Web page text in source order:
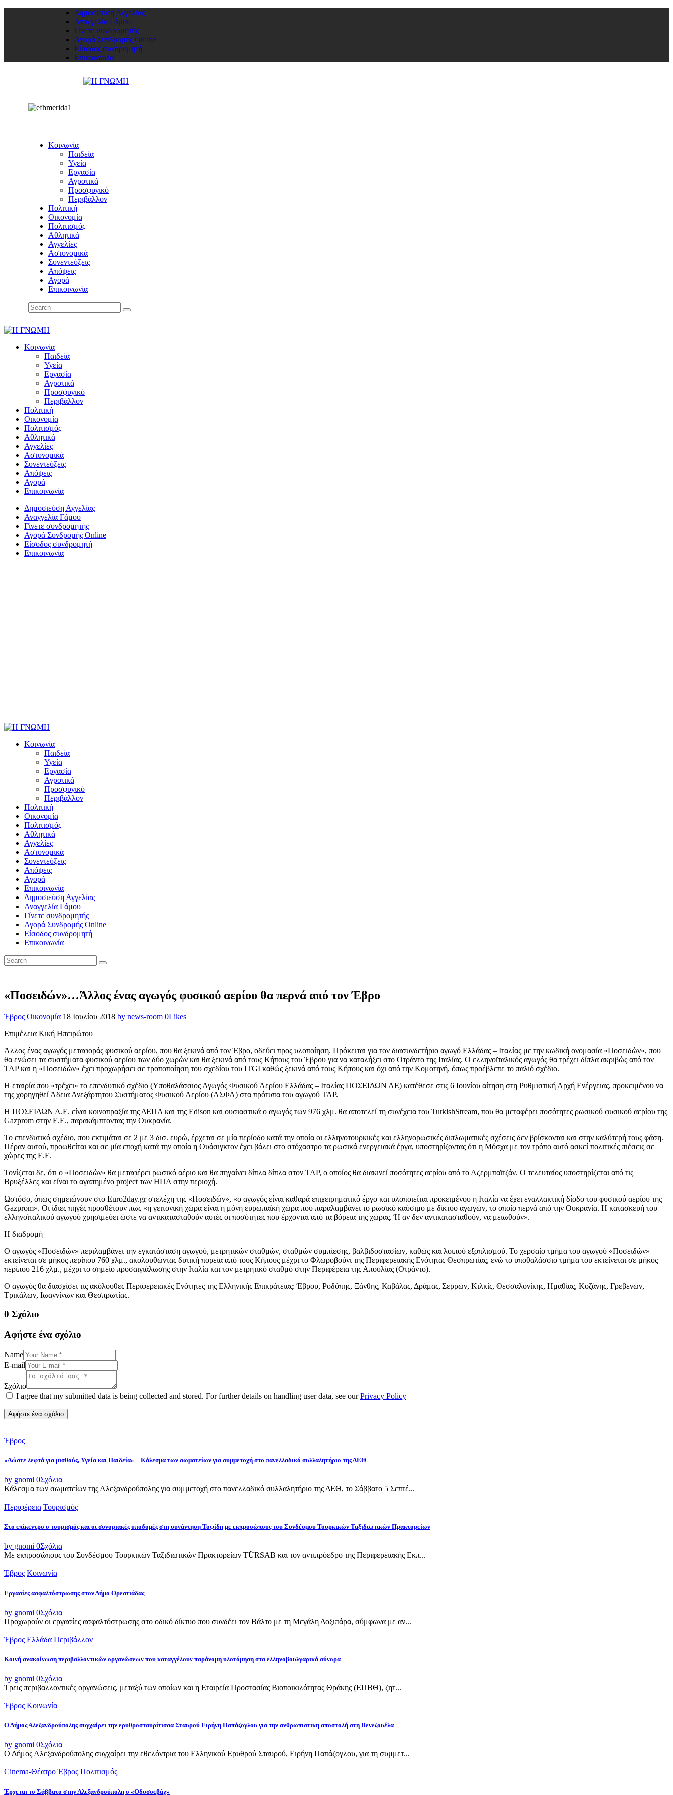
Δημοσιεύση Αγγελίας
Αναγγελία Γάμου
Γίνετε συνδρομητής
Αγορά Συνδρομής Online
Είσοδος συνδρομητή
Επικοινωνία
Κοινωνία
Παιδεία
Υγεία
Εργασία
Αγροτικά
Προσφυγικό
Περιβάλλον
Πολιτική
Οικονομία
Πολιτισμός
Αθλητικά
Αγγελίες
Αστυνομικά
Συνεντεύξεις
Απόψεις
Αγορά
Επικοινωνία
Κοινωνία
Παιδεία
Υγεία
Εργασία
Αγροτικά
Προσφυγικό
Περιβάλλον
Πολιτική
Οικονομία
Πολιτισμός
Αθλητικά
Αγγελίες
Αστυνομικά
Συνεντεύξεις
Απόψεις
Αγορά
Επικοινωνία
Δημοσιεύση Αγγελίας
Αναγγελία Γάμου
Γίνετε συνδρομητής
Αγορά Συνδρομής Online
Είσοδος συνδρομητή
Επικοινωνία
Κοινωνία
Παιδεία
Υγεία
Εργασία
Αγροτικά
Προσφυγικό
Περιβάλλον
Πολιτική
Οικονομία
Πολιτισμός
Αθλητικά
Αγγελίες
Αστυνομικά
Συνεντεύξεις
Απόψεις
Αγορά
Επικοινωνία
Δημοσιεύση Αγγελίας
Αναγγελία Γάμου
Γίνετε συνδρομητής
Αγορά Συνδρομής Online
Είσοδος συνδρομητή
Επικοινωνία
«Ποσειδών»…Άλλος ένας αγωγός φυσικού αερίου θα περνά από τον Έβρο
Έβρος Οικονομία 18 Ιουλίου 2018 by news-room 0Likes
Επιμέλεια Κική Ηπειρώτου
Άλλος ένας αγωγός μεταφοράς φυσικού αερίου, που θα ξεκινά από τον Έβρο, οδεύει προς υλοποίηση. Πρόκειται για τον διασυνδετήριο αγωγό Ελλάδας – Ιταλίας με την κωδική ονομασία «Ποσειδών», που
θα ενώσει τα συστήματα φυσικού αερίου των δύο χωρών και θα ξεκινά από τους Κήπους του Έβρου για να καταλήξει στο Οτράντο της Ιταλίας. Ο ελληνοϊταλικός αγωγός θα τρέχει δίπλα ακριβώς από τον
TAP και η «Ποσειδών» έχει προχωρήσει σε τροποποίηση του σχεδίου του ITGI καθώς ξεκινά από τους Κήπους και όχι από την Κομοτηνή, όπως προέβλεπε το παλιό σχέδιο.
Η εταιρία που «τρέχει» το επενδυτικό σχέδιο (Υποθαλάσσιος Αγωγός Φυσικού Αερίου Ελλάδας – Ιταλίας ΠΟΣΕΙΔΩΝ ΑΕ) κατέθεσε στις 6 Ιουνίου αίτηση στη Ρυθμιστική Αρχή Ενέργειας, προκειμένου να
της χορηγηθεί Άδεια Ανεξάρτητου Συστήματος Φυσικού Αερίου (ΑΣΦΑ) στα πρότυπα του αγωγού TAP.
Η ΠΟΣΕΙΔΩΝ Α.Ε. είναι κοινοπραξία της ΔΕΠΑ και της Edison και ουσιαστικά ο αγωγός των 976 χλμ. θα αποτελεί τη συνέχεια του TurkishStream, που θα μεταφέρει ποσότητες ρωσικού φυσικού αερίου της
Gazprom στην Ε.Ε., παρακάμπτοντας την Ουκρανία.
Το επενδυτικό σχέδιο, που εκτιμάται σε 2 με 3 δισ. ευρώ, έρχεται σε μία περίοδο κατά την οποία οι ελληνοτουρκικές και ελληνορωσικές διπλωματικές σχέσεις δεν βρίσκονται και στην καλύτερή τους φάση.
Πέραν αυτού, προωθείται και σε μία εποχή κατά την οποία η Ουάσιγκτον έχει βάλει στο στόχαστρο τα ρωσικά ενεργειακά έργα, υποστηρίζοντας ότι η Μόσχα με τον τρόπο αυτό ασκεί πολιτικές πιέσεις σε
χώρες της Ε.Ε.
Τονίζεται δε, ότι ο «Ποσειδών» θα μεταφέρει ρωσικό αέριο και θα πηγαίνει δίπλα δίπλα στον TAP, ο οποίος θα διακινεί ποσότητες αερίου από το Αζερμπαϊτζάν. Ο τελευταίος υποστηρίζεται από τις
Βρυξέλλες και είναι το αγαπημένο project των ΗΠΑ στην περιοχή.
Ωστόσο, όπως σημειώνουν στο Euro2day.gr στελέχη της «Ποσειδών», «ο αγωγός είναι καθαρά επιχειρηματικό έργο και υλοποιείται προκειμένου η Ιταλία να έχει εναλλακτική δίοδο του φυσικού αερίου της
Gazprom». Οι ίδιες πηγές προσθέτουν πως «η γειτονική χώρα είναι η μόνη ευρωπαϊκή χώρα που παραλαμβάνει το ρωσικό καύσιμο με δίκτυο αγωγών, το οποίο περνά από την Ουκρανία. Η κατασκευή του
ελληνοϊταλικού αγωγού χρησιμεύει ώστε να αντικατασταθούν αυτές οι ποσότητες που έρχονται από τα βόρεια της χώρας. Ή αν δεν αντικατασταθούν, να μειωθούν».
Η διαδρομή
Ο αγωγός «Ποσειδών» περιλαμβάνει την εγκατάσταση αγωγού, μετρητικών σταθμών, σταθμών συμπίεσης, βαλβιδοστασίων, καθώς και λοιπού εξοπλισμού. Το χερσαίο τμήμα του αγωγού «Ποσειδών»
εκτείνεται σε μήκος περίπου 760 χλμ., ακολουθώντας δυτική πορεία από τους Κήπους μέχρι το Φλωροβούνι της Περιφερειακής Ενότητας Θεσπρωτίας, ενώ το υποθαλάσσιο τμήμα του εκτείνεται σε μήκος
περίπου 216 χλμ., μέχρι το σημείο προσαιγιάλωσης στην Ιταλία και τον μετρητικό σταθμό στην Περιφέρεια της Απουλίας (Οτράντο).
Ο αγωγός θα διασχίσει τις ακόλουθες Περιφερειακές Ενότητες της Ελληνικής Επικράτειας: Έβρου, Ροδόπης, Ξάνθης, Καβάλας, Δράμας, Σερρών, Κιλκίς, Θεσσαλονίκης, Ημαθίας, Κοζάνης, Γρεβενών,
Τρικάλων, Ιωαννίνων και Θεσπρωτίας.
0 Σχόλιο
Αφήστε ένα σχόλιο
Name
E-mail
Σχόλιο
I agree that my submitted data is being collected and stored. For further details on handling user data, see ourPrivacy Policy
Έβρος
«Δώστε λεφτά για μισθούς, Υγεία και Παιδεία» – Κάλεσμα των σωματείων για συμμετοχή στο πανελλαδικό συλλαλητήριο της ΔΕΘ
by gnomi 0Σχόλια
Κάλεσμα των σωματείων της Αλεξανδρούπολης για συμμετοχή στο πανελλαδικό συλλαλητήριο της ΔΕΘ, το Σάββατο 5 Σεπτέ...
Περιφέρεια Τουρισμός
Στο επίκεντρο ο τουρισμός και οι συνοριακές υποδομές στη συνάντηση Τοψίδη με εκπροσώπους του Συνδέσμου Τουρκικών Ταξιδιωτικών Πρακτορείων
by gnomi 0Σχόλια
Με εκπροσώπους του Συνδέσμου Τουρκικών Ταξιδιωτικών Πρακτορείων TÜRSAB και τον αντιπρόεδρο της Περιφερειακής Εκπ...
Έβρος Κοινωνία
Εργασίες ασφαλτόστρωσης στον Δήμο Ορεστιάδας
by gnomi 0Σχόλια
Προχωρούν οι εργασίες ασφαλτόστρωσης στο οδικό δίκτυο που συνδέει τον Βάλτο με τη Μεγάλη Δοξιπάρα, σύμφωνα με αν...
Έβρος Ελλάδα Περιβάλλον
Κοινή ανακοίνωση περιβαλλοντικών οργανώσεων που καταγγέλουν παράνομη υλοτόμηση στα ελληνοβουλγαρικά σύνορα
by gnomi 0Σχόλια
Τρεις περιβαλλοντικές οργανώσεις, μεταξύ των οποίων και η Εταιρεία Προστασίας Βιοποικιλότητας Θράκης (ΕΠΒΘ), ζητ...
Έβρος Κοινωνία
Ο Δήμος Αλεξανδρούπολης συγχαίρει την ερυθροσταυρίτισσα Σταυρού Ειρήνη Παπάζογλου για την ανθρωπιστικη αποστολή στη Βενεζουέλα
by gnomi 0Σχόλια
Ο Δήμος Αλεξανδρούπολης συγχαίρει την εθελόντρια του Ελληνικού Ερυθρού Σταυρού, Ειρήνη Παπάζογλου, για τη συμμετ...
Cinema-Θέατρο Έβρος Πολιτισμός
Έρχεται το Σάββατο στην Αλεξανδρούπολη ο «Οδυσσεβάχ»